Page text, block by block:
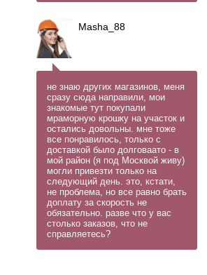
Masha_88
не знаю других магазинов, меня
сразу сюда направили, мои
знакомые тут покупали
мраморную крошку на участок и
остались довольны. мне тоже
все понравилось, только с
доставкой было долговаато - в
мой район (я под Москвой живу)
могли привезти только на
следующий день. это, кстати,
не проблема, но все равно брать
доплату за скорость не
обязательно. разве что у вас
столько заказов, что не
справляетесь?